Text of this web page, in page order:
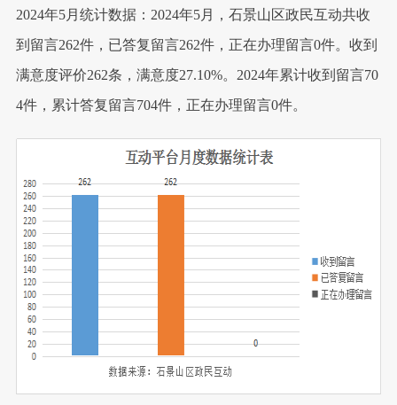
2024年5月统计数据：2024年5月，石景山区政民互动共收
到留言262件，已答复留言262件，正在办理留言0件。收到
满意度评价262条，满意度27.10%。2024年累计收到留言70
4件，累计答复留言704件，正在办理留言0件。